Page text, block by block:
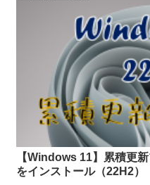
【Windows 11】累積更
をインストール（22H2）